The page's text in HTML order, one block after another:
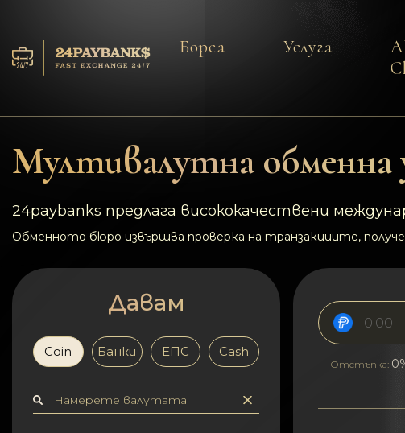
Резерва
За партньорите
Отзиви
Правила
AML/CFT
Поверителност
Контакти
Борса Услуга
Мултивалутна обменна
24paybanks предлага висококачествени
Обменното бюро извършва проверка на транзакциите,
Давам
Coin Банки ЕПС Cash
Отстъпка: